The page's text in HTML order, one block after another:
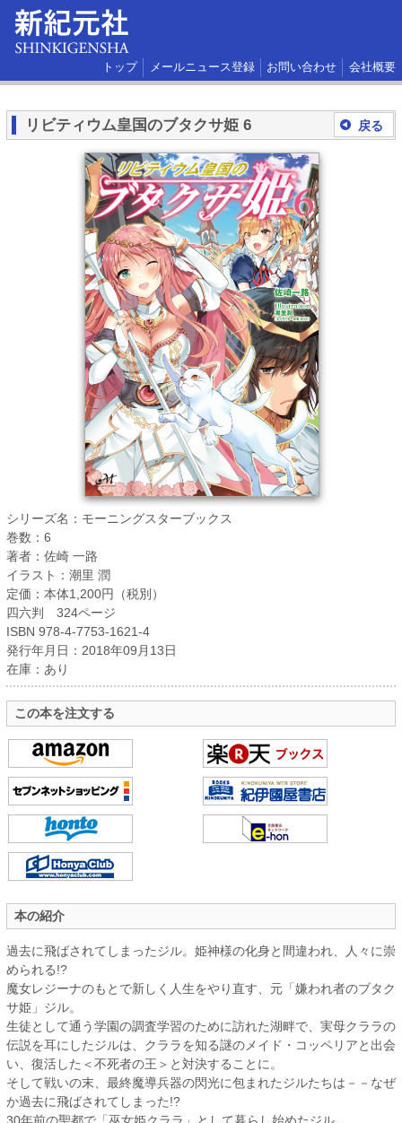
トップ メールニュース登録 お問い合わせ 会社概要
戻る
リビティウム皇国のブタクサ姫 6
シリーズ名：モーニングスターブックス
巻数：6
著者：佐崎 一路
イラスト：潮里 潤
定価：本体1,200円（税別）
四六判 324ページ
ISBN 978-4-7753-1621-4
発行年月日：2018年09月13日
在庫：あり
この本を注文する
本の紹介
過去に飛ばされてしまったジル。姫神様の化身と間違われ、人々に崇
められる!?
魔女レジーナのもとで新しく人生をやり直す、元「嫌われ者のブタク
サ姫」ジル。
生徒として通う学園の調査学習のために訪れた湖畔で、実母クララの
伝説を耳にしたジルは、クララを知る謎のメイド・コッペリアと出会
い、復活した＜不死者の王＞と対決することに。
そして戦いの末、最終魔導兵器の閃光に包まれたジルたちは－－なぜ
か過去に飛ばされてしまった!?